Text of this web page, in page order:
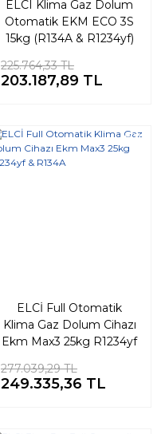
ELCI Klima Gaz Dolum
Otomatik EKM ECO 3S
15kg (R134A & R1234yf)
225.764,33 TL
203.187,89 TL
ELCİ Full Otomatik
Klima Gaz Dolum Cihazı
Ekm Max3 25kg R1234yf
277.039,29 TL
249.335,36 TL
%10